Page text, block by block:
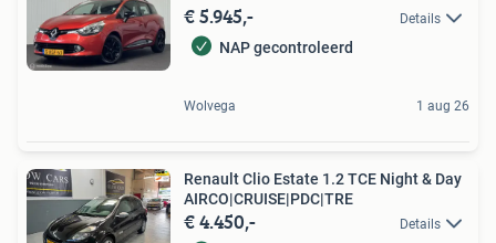
€ 5.945,- Details
NAP gecontroleerd
Wolvega 1 aug 26
Renault Clio Estate 1.2 TCE Night & Day
AIRCO|CRUISE|PDC|TRE
€ 4.450,- Details